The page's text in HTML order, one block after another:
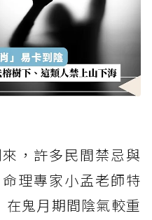
，許多民間禁忌與
理專家小孟老師特
鬼月期間陰氣較重